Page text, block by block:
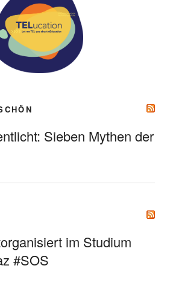
Sieben Mythen der
im Studium
#SOS